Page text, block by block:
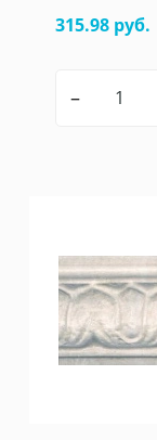
315.98 руб.
–